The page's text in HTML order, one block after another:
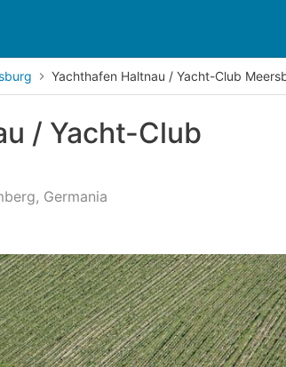
Yachthafen Haltnau / Yacht-Club
/ Yacht-Club
Germania
dei clienti